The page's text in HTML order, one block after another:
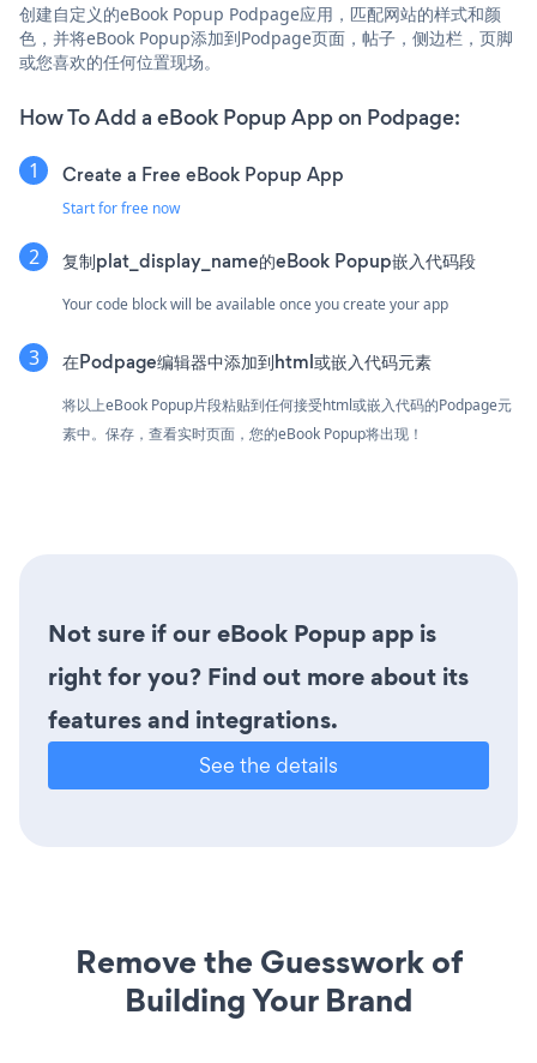
创建自定义的eBook Popup Podpage应用，匹配网站的样式和颜
色，并将eBook Popup添加到Podpage页面，帖子，侧边栏，页脚
或您喜欢的任何位置现场。
How To Add a eBook Popup App on Podpage:
Create a Free eBook Popup App
Start for free now
复制plat_display_name的eBook Popup嵌入代码段
Your code block will be available once you create your app
在Podpage编辑器中添加到html或嵌入代码元素
将以上eBook Popup片段粘贴到任何接受html或嵌入代码的Podpage元
素中。保存，查看实时页面，您的eBook Popup将出现！
Not sure if our eBook Popup app is
right for you? Find out more about its
features and integrations.
See the details
Remove the Guesswork of
Building Your Brand